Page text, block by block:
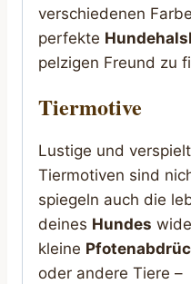
verschiedenen
perfekte
pelzigen Freund zu
Tiermotive
Lustige und
Tiermotiven sind
spiegeln auch die
deines Hundes
kleine
oder andere Tiere –